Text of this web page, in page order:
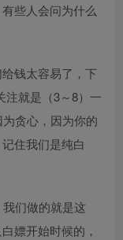
些人会问为什么
钱太容易了，下
注就是（3～8）一
贪心，因为你的
住我们是纯白
们做的就是这
嫖开始时候的，